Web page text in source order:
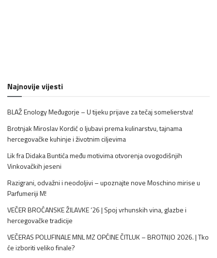
Najnovije vijesti
BLAŽ Enology Međugorje – U tijeku prijave za tečaj somelierstva!
Brotnjak Miroslav Kordić o ljubavi prema kulinarstvu, tajnama
hercegovačke kuhinje i životnim ciljevima
Lik fra Didaka Buntića među motivima otvorenja ovogodišnjih
Vinkovačkih jeseni
Razigrani, odvažni i neodoljivi – upoznajte nove Moschino mirise u
Parfumeriji M!
VEČER BROĆANSKE ŽILAVKE ’26 | Spoj vrhunskih vina, glazbe i
hercegovačke tradicije
VEČERAS POLUFINALE MNL MZ OPĆINE ČITLUK – BROTNJO 2026. | Tko
će izboriti veliko finale?